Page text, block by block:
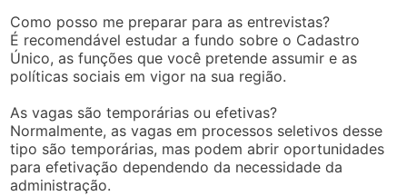
Como posso me preparar para as entrevistas?
É recomendável estudar a fundo sobre o Cadastro
Único, as funções que você pretende assumir e as
políticas sociais em vigor na sua região.
As vagas são temporárias ou efetivas?
Normalmente, as vagas em processos seletivos desse
tipo são temporárias, mas podem abrir oportunidades
para efetivação dependendo da necessidade da
administração.